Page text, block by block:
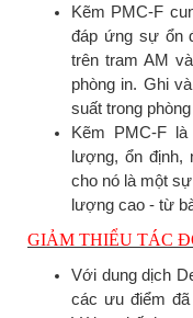
Kẽm PMC-F
đáp ứng sự ổn
trên tram AM
phòng in. Ghi
suất trong
Kẽm PMC-F
lượng, ổn định,
cho nó là một
lượng cao - từ
GIẢM THIỂU TÁC
Với dung dịch
các ưu điểm